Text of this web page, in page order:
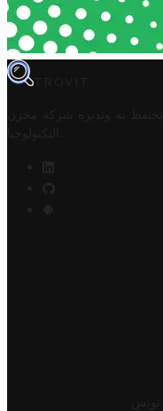
TROVIT
به وتديره
شركة مخزن
التكنولوجيا